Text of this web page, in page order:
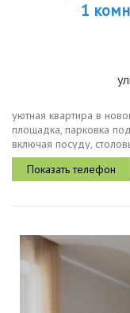
1
уютная квартира в
площадка, парковка
включая посуду,
идеально подойдет
без...